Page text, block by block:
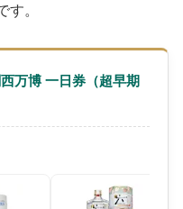
。
万博 一日券（超早期